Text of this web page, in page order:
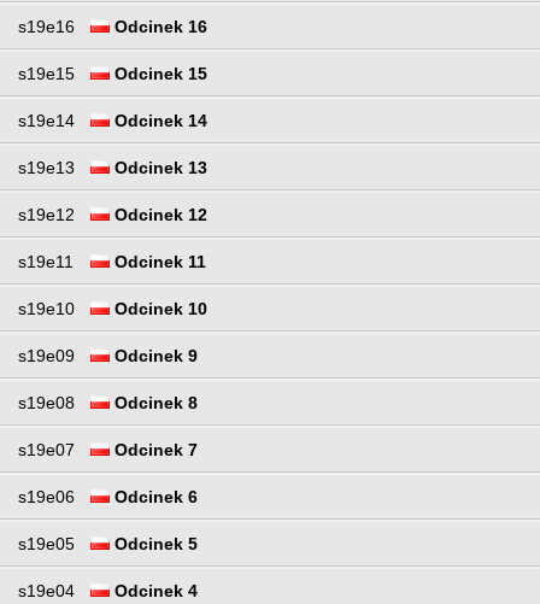
s19e16 Odcinek 16
s19e15 Odcinek 15
s19e14 Odcinek 14
s19e13 Odcinek 13
s19e12 Odcinek 12
s19e11 Odcinek 11
s19e10 Odcinek 10
s19e09 Odcinek 9
s19e08 Odcinek 8
s19e07 Odcinek 7
s19e06 Odcinek 6
s19e05 Odcinek 5
s19e04 Odcinek 4